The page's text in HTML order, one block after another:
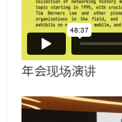
年会现场演讲